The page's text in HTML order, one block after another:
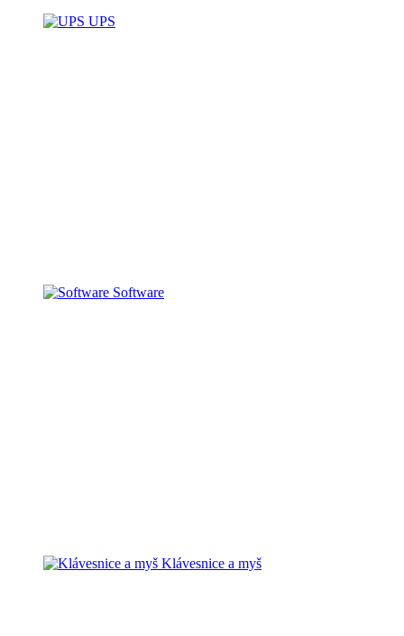
UPS
Software
Klávesnice a myš